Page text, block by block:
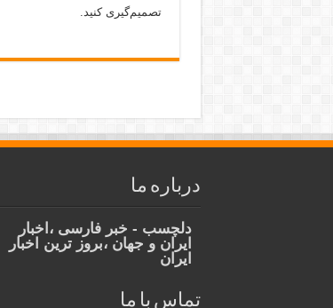
تصمیم‌گیری کنید.
درباره ما
دلچسب - خبر فارسی ،اخبار
ایران و جهان ،بروز ترین اخبار
ایران
تماس با ما